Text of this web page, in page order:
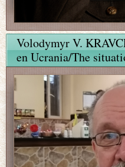
Volodymyr V.
en Ucrania/The